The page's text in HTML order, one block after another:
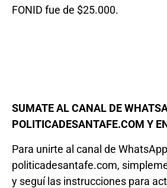
FONID fue de $25.000.
SUMATE AL CANAL DE
POLITICADESANTAFE.COM Y
Para unirte al canal de
politicadesantafe.com,
y seguí las instrucciones para